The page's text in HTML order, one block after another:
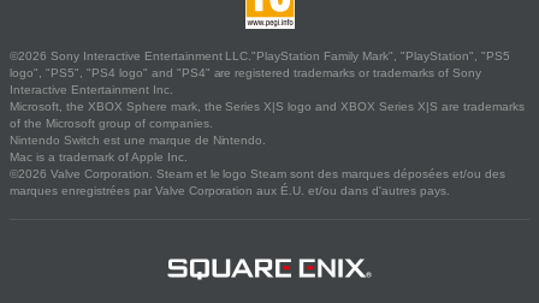
©2026 Sony Interactive Entertainment LLC."PlayStation Family Mark", "PlayStation", "PS5
logo", "PS5", "PS4 logo" and "PS4" are registered trademarks or trademarks of Sony
Interactive Entertainment Inc.
Microsoft, the XBOX Sphere mark, the Series X|S logo and XBOX Series X|S are trademarks
of the Microsoft group of companies.
Nintendo Switch est une marque de Nintendo.
Mac is a trademark of Apple Inc.
©2026 Valve Corporation. Steam et le logo Steam sont des marques déposées et/ou des
marques enregistrées par Valve Corporation aux É.U. et/ou dans d'autres pays.